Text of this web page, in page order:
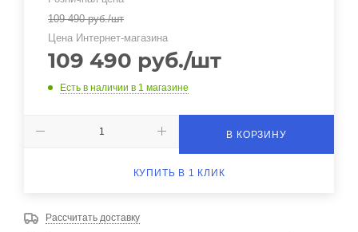
109 490руб./шт
Цена Интернет-магазина
109 490 руб./шт
Есть в наличии в 1 магазине
В КОРЗИНУ
КУПИТЬ В 1 КЛИК
Рассчитать доставку